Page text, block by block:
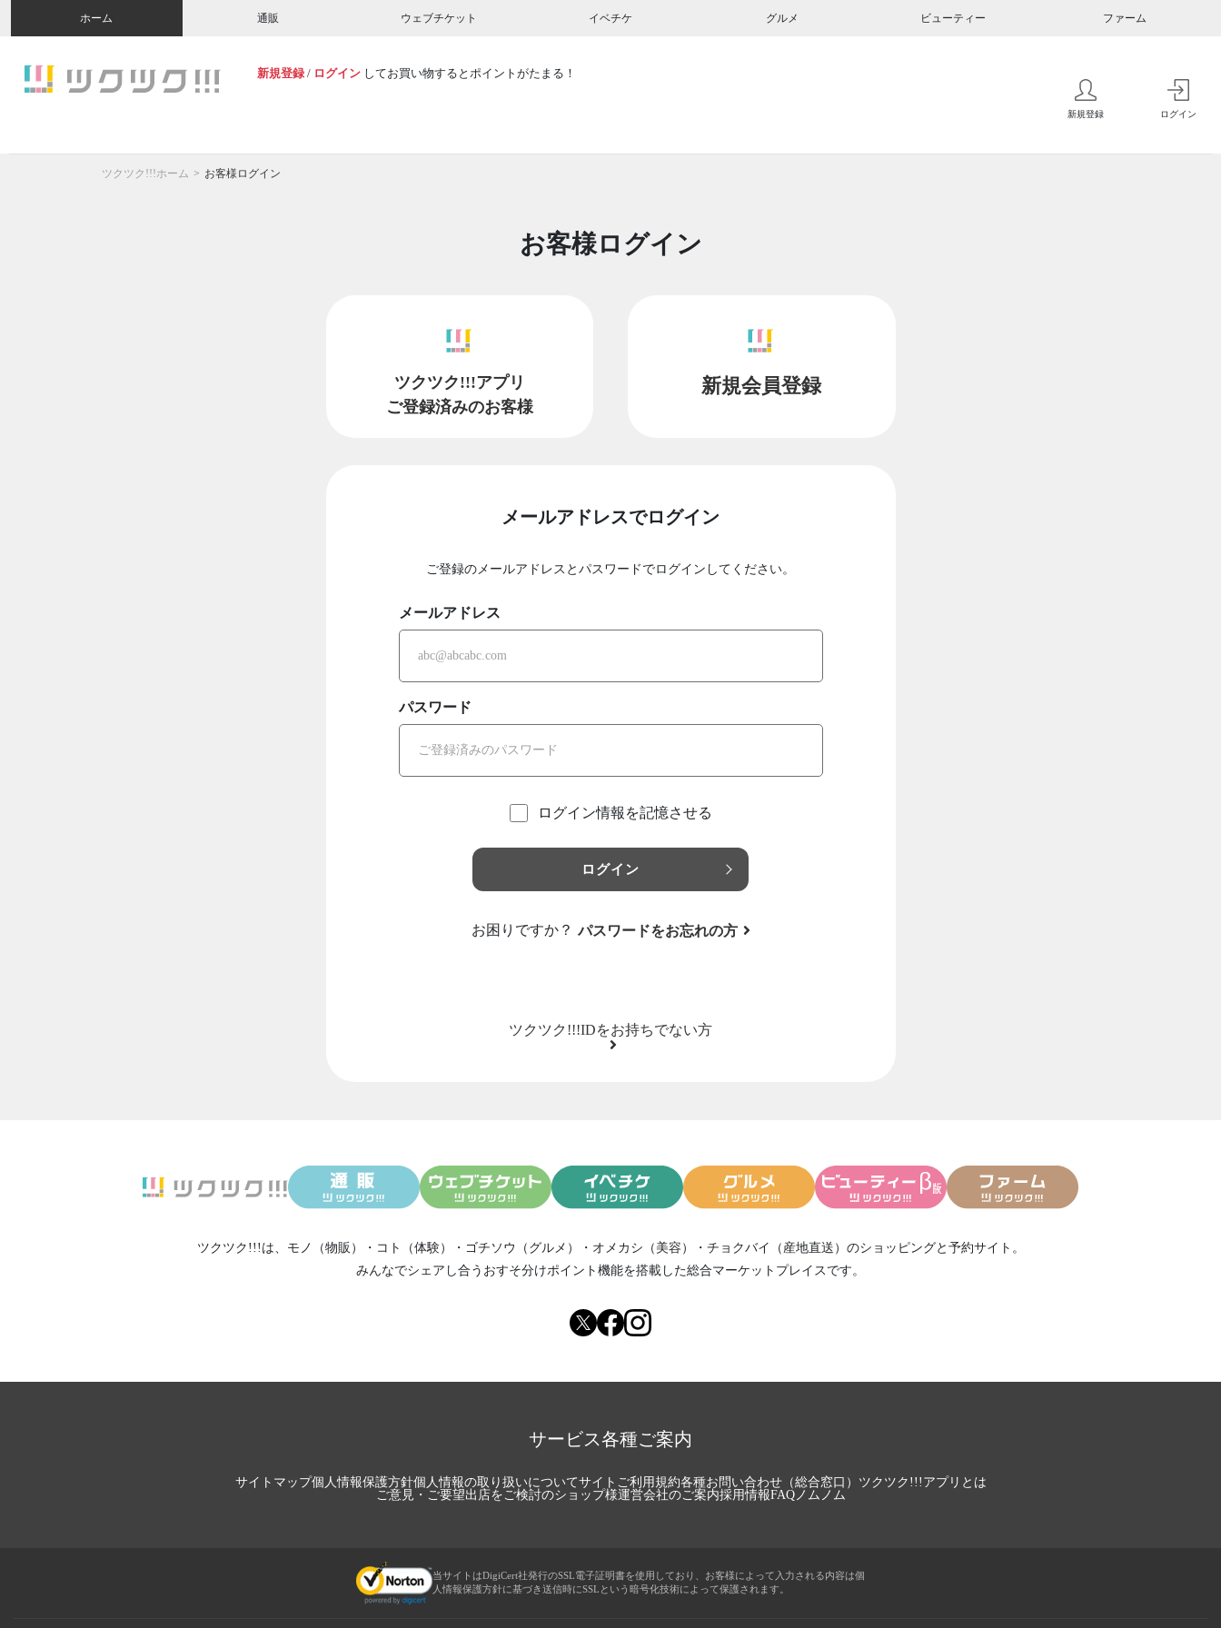
ホーム 通販 ウェブチケット イベチケ グルメ ビューティー ファーム
新規登録 / ログイン してお買い物するとポイントがたまる！
新規登録 ログイン
ツクツク!!!ホーム お客様ログイン
お客様ログイン
ツクツク!!!アプリ
ご登録済みのお客様
新規会員登録
メールアドレスでログイン
ご登録のメールアドレスとパスワードでログインしてください。
メールアドレス
パスワード
ログイン情報を記憶させる
ログイン
お困りですか？ パスワードをお忘れの方
ツクツク!!!IDをお持ちでない方
ツクツク!!!は、 モノ（物販） ・ コト（体験） ・ ゴチソウ（グルメ） ・ オメカシ（美容） ・ チョクバイ（産地直送） のショッピングと予約サイト。
みんなでシェアし合う おすそ分けポイント機能を搭載した総合マーケットプレイスです。
サービス各種ご案内
サイトマップ個人情報保護方針個人情報の取り扱いについてサイトご利用規約各種お問い合わせ（総合窓口） ツクツク!!!アプリとは
ご意見・ご要望出店をご検討のショップ様運営会社のご案内採用情報FAQノムノム
当サイトはDigiCert社発行のSSL電子証明書を使用しており、お客様によって入力される内容は個
人情報保護方針に基づき送信時にSSLという暗号化技術によって保護されます。